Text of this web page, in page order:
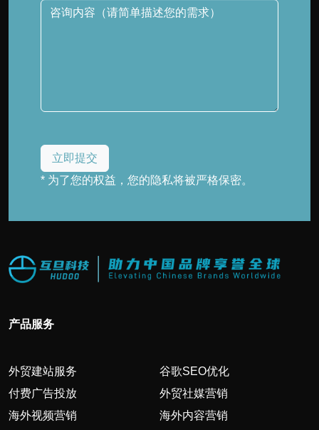
* 为了您的权益，您的隐私将被严格保密。
产品服务
外贸建站服务
谷歌SEO优化
付费广告投放
外贸社媒营销
海外视频营销
海外内容营销